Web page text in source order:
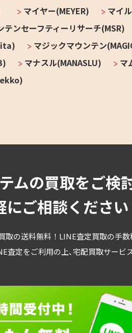
マイヤー(MEYER)
マイ
テンセーフティーリサーチ(MSR)
マジックマウンテン
マナスル(MANASLU)
マ
ムの買取をご検
にご相談ください
取の送料無料！LINE査定買取の手数
査定をご利用の上､宅配買取サービ